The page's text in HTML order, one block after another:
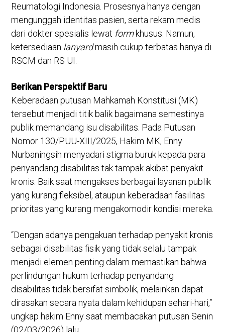
Reumatologi Indonesia. Prosesnya hanya dengan
mengunggah identitas pasien, serta rekam medis
dari dokter spesialis lewat formkhusus. Namun,
ketersediaan lanyardmasih cukup terbatas hanya di
RSCM dan RS UI.
Berikan Perspektif Baru
Keberadaan putusan Mahkamah Konstitusi (MK)
tersebut menjadi titik balik bagaimana semestinya
publik memandang isu disabilitas. Pada Putusan
Nomor 130/PUU-XIII/2025, Hakim MK, Enny
Nurbaningsih menyadari stigma buruk kepada para
penyandang disabilitas tak tampak akibat penyakit
kronis. Baik saat mengakses berbagai layanan publik
yang kurang fleksibel, ataupun keberadaan fasilitas
prioritas yang kurang mengakomodir kondisi mereka.
“Dengan adanya pengakuan terhadap penyakit kronis
sebagai disabilitas fisik yang tidak selalu tampak
menjadi elemen penting dalam memastikan bahwa
perlindungan hukum terhadap penyandang
disabilitas tidak bersifat simbolik, melainkan dapat
dirasakan secara nyata dalam kehidupan sehari-hari,”
ungkap hakim Enny saat membacakan putusan Senin
(02/03/2026) lalu.